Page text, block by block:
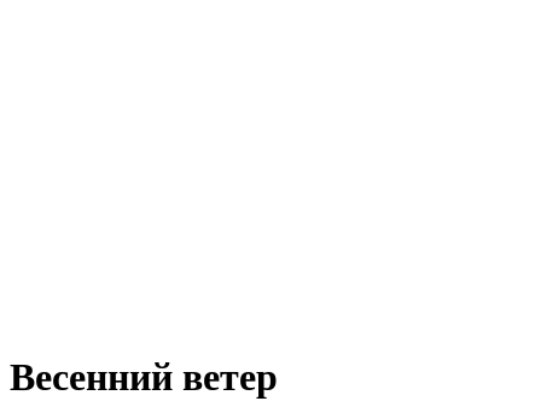
Весенний ветер